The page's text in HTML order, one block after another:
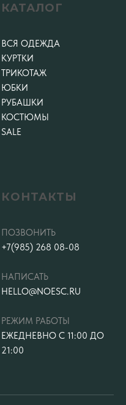
КАТАЛОГ
ВСЯ ОДЕЖДА
КУРТКИ
ТРИКОТАЖ
ЮБКИ
РУБАШКИ
КОСТЮМЫ
SALE
КОНТАКТЫ
ПОЗВОНИТЬ
+7(985) 268 08-08
НАПИСАТЬ
HELLO@NOESC.RU
РЕЖИМ РАБОТЫ
ЕЖЕДНЕВНО С 11:00 ДО
21:00